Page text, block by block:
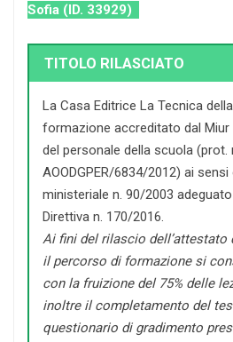
Sofia (ID. 33929)
TITOLO RILASCIATO
La Casa Editrice La Tecnica
formazione accreditato dal
del personale della scuola (prot.
AOODGPER/6834/2012) ai
ministeriale n. 90/2003
Direttiva n. 170/2016.
Ai fini del rilascio dell’attestato
il percorso di formazione si
con la fruizione del 75% delle
inoltre il completamento del
questionario di gradimento